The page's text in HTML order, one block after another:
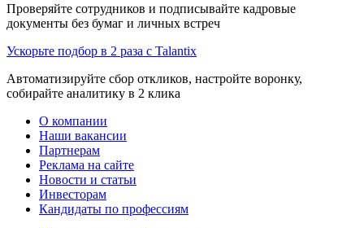
Проверяйте сотрудников и подписывайте кадровые
документы без бумаг и личных встреч
Ускорьте подбор в 2 раза с Talantix
Автоматизируйте сбор откликов, настройте воронку,
собирайте аналитику в 2 клика
О компании
Наши вакансии
Партнерам
Реклама на сайте
Новости и статьи
Инвесторам
Кандидаты по профессиям